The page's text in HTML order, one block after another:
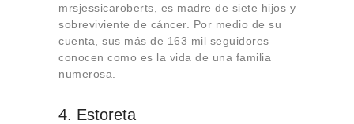
mrsjessicaroberts, es madre de siete hijos y
sobreviviente de cáncer. Por medio de su
cuenta, sus más de 163 mil seguidores
conocen como es la vida de una familia
numerosa.
4. Estoreta